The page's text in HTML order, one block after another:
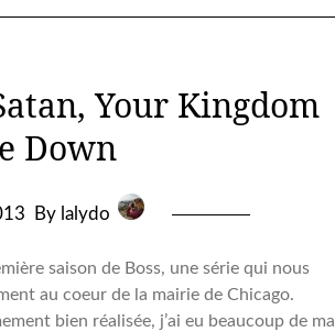
Your Kingdom
Down
By lalydo
saison de Boss, une série qui nous
au coeur de la mairie de Chicago.
bien réalisée, j’ai eu beaucoup de mal